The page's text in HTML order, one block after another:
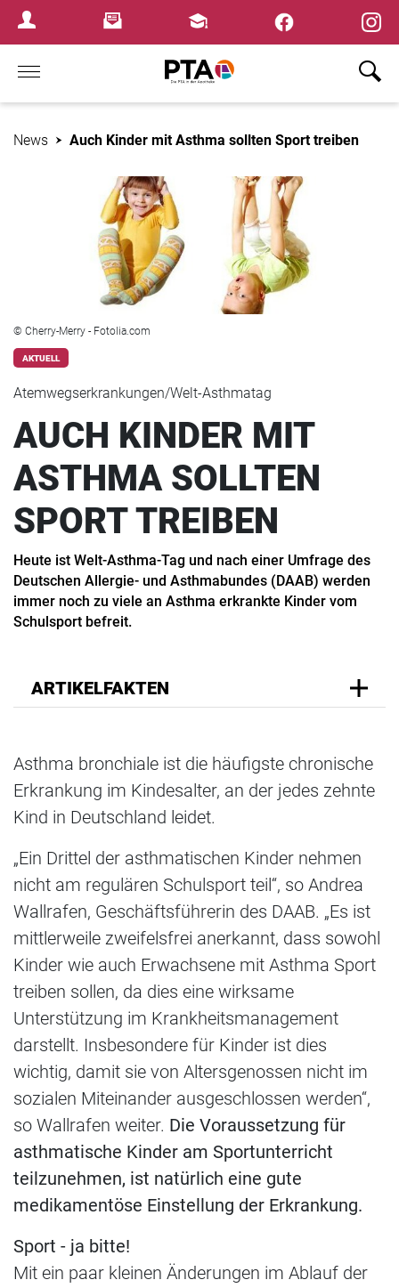
Login MenuNewsletterFortbildungen
Home
News Auch Kinder mit Asthma sollten Sport treiben
© Cherry-Merry - Fotolia.com
AKTUELL
Atemwegserkrankungen/Welt-Asthmatag
AUCH KINDER MIT
ASTHMA SOLLTEN
SPORT TREIBEN
Heute ist Welt-Asthma-Tag und nach einer Umfrage des
Deutschen Allergie- und Asthmabundes (DAAB) werden
immer noch zu viele an Asthma erkrankte Kinder vom
Schulsport befreit.
ARTIKELFAKTEN
Asthma bronchiale ist die häufigste chronische
Erkrankung im Kindesalter, an der jedes zehnte
Kind in Deutschland leidet.
„Ein Drittel der asthmatischen Kinder nehmen
nicht am regulären Schulsport teil“, so Andrea
Wallrafen, Geschäftsführerin des DAAB. „Es ist
mittlerweile zweifelsfrei anerkannt, dass sowohl
Kinder wie auch Erwachsene mit Asthma Sport
treiben sollen, da dies eine wirksame
Unterstützung im Krankheitsmanagement
darstellt. Insbesondere für Kinder ist dies
wichtig, damit sie von Altersgenossen nicht im
sozialen Miteinander ausgeschlossen werden“,
so Wallrafen weiter. Die Voraussetzung für
asthmatische Kinder am Sportunterricht
teilzunehmen, ist natürlich eine gute
medikamentöse Einstellung der Erkrankung.
Sport - ja bitte!
Mit ein paar kleinen Änderungen im Ablauf der
×